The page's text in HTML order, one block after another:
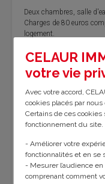
Deux chambres, salle
Charges de 80 euros
logement.
WIFI
Nombre de chambres :
Nombre de niveaux :
CELAUR
votre vie
Avec votre accord,
cookies placés par
Certains de ces
fonctionnement du
- Améliorer votre
fonctionnalités et en se
- Mesurer l’audience
comprenant comment